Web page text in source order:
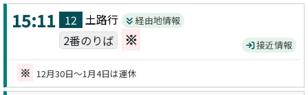
15:11 12 土路行 経由地情報
2番のりば ※ 接近情報
※ 12月30日～1月4日は運休